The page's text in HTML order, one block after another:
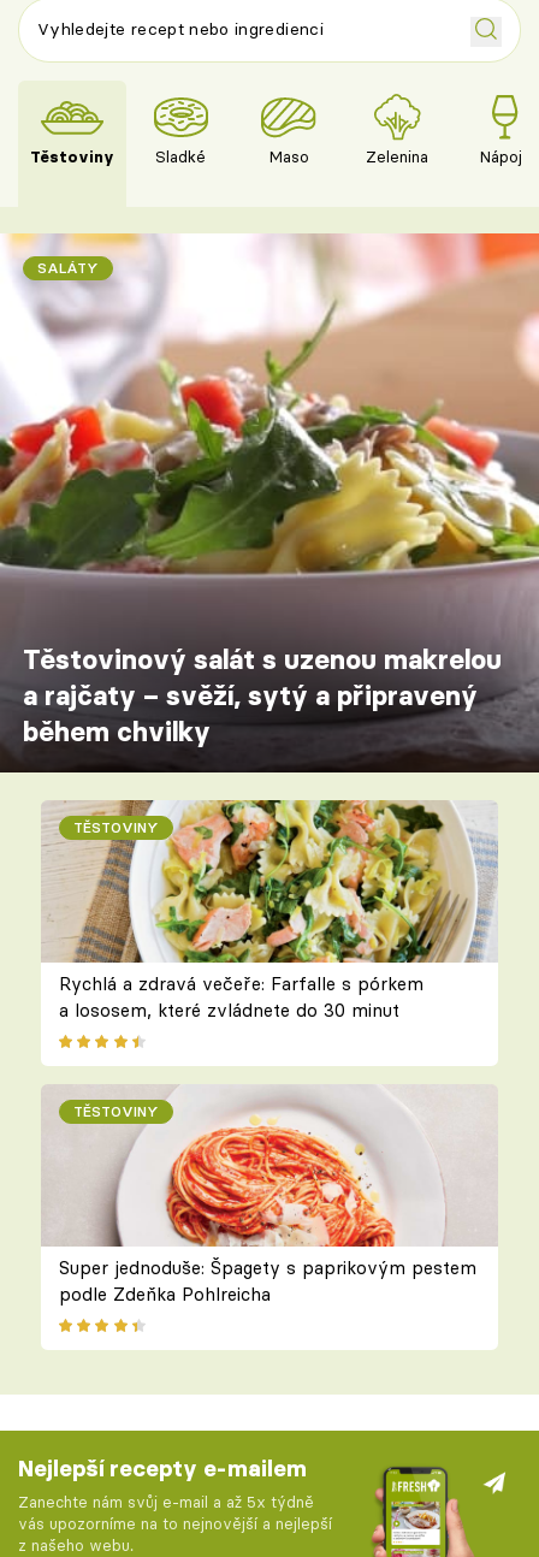
Těstoviny Sladké Maso Zelenina Nápoje
SALÁTY
Těstovinový salát s uzenou makrelou
a rajčaty – svěží, sytý a připravený
během chvilky
TĚSTOVINY
Rychlá a zdravá večeře: Farfalle s pórkem
a lososem, které zvládnete do 30 minut
TĚSTOVINY
Super jednoduše: Špagety s paprikovým pestem
podle Zdeňka Pohlreicha
Nejlepší recepty e-mailem
Zanechte nám svůj e-mail a až 5x týdně
vás upozorníme na to nejnovější a nejlepší
z našeho webu.